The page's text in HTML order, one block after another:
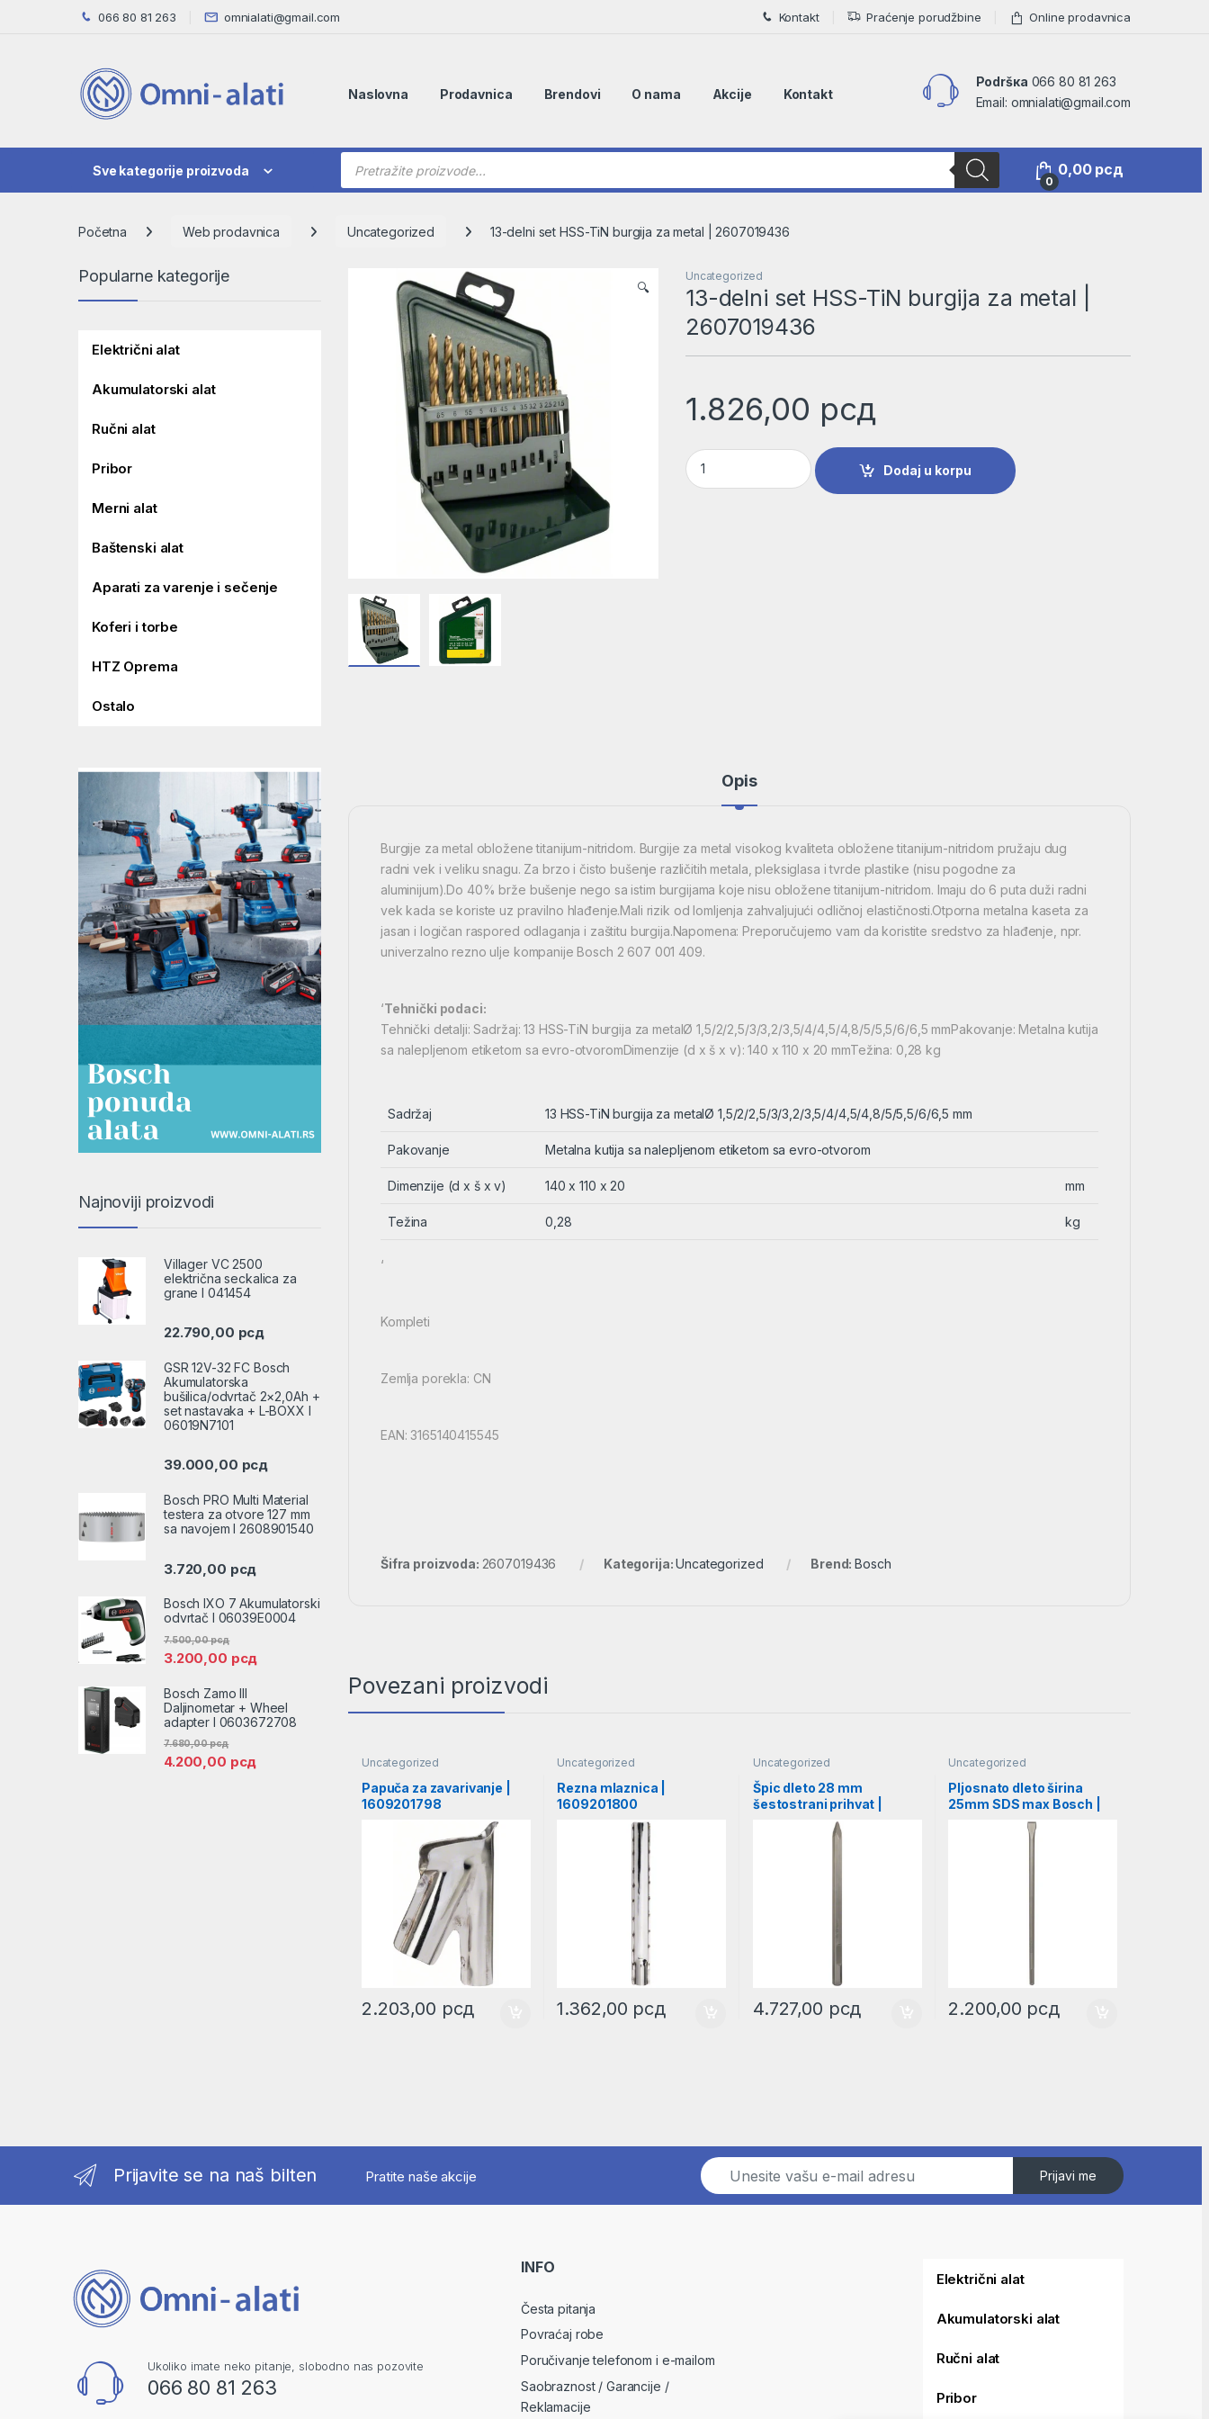
Skip to navigation
Skip to content 066 80 81 263 omnialati@gmail.com Kontakt Praćenje porudžbine Online prodavnica
Naslovna Prodavnica Brendovi O nama Akcije Kontakt
Podršкa 066 80 81 263
Email: omnialati@gmail.com
Sve kategorije proizvoda
Products search
0
0,00 рсд
Početna Web prodavnica Uncategorized 13-delni set HSS-TiN burgija za metal | 2607019436
🔍
Uncategorized
13-delni set HSS-TiN burgija za metal |
2607019436
1.826,00 рсд
13-delni set HSS-TiN burgija za metal | 2607019436 količina
Dodaj u korpu
Opis
Burgije za metal obložene titanijum-nitridom. Burgije za metal visokog kvaliteta obložene titanijum-nitridom pružaju dug
radni vek i veliku snagu. Za brzo i čisto bušenje različitih metala, pleksiglasa i tvrde plastike (nisu pogodne za
aluminijum).Do 40% brže bušenje nego sa istim burgijama koje nisu obložene titanijum-nitridom. Imaju do 6 puta duži radni
vek kada se koriste uz pravilno hlađenje.Mali rizik od lomljenja zahvaljujući odličnoj elastičnosti.Otporna metalna kaseta za
jasan i logičan raspored odlaganja i zaštitu burgija.Napomena: Preporučujemo vam da koristite sredstvo za hlađenje, npr.
univerzalno rezno ulje kompanije Bosch 2 607 001 409.
‘Tehnički podaci:
Tehnički detalji: Sadržaj: 13 HSS-TiN burgija za metalØ 1,5/2/2,5/3/3,2/3,5/4/4,5/4,8/5/5,5/6/6,5 mmPakovanje: Metalna kutija
sa nalepljenom etiketom sa evro-otvoromDimenzije (d x š x v): 140 x 110 x 20 mmTežina: 0,28 kg
Sadržaj 13 HSS-TiN burgija za metalØ 1,5/2/2,5/3/3,2/3,5/4/4,5/4,8/5/5,5/6/6,5 mm
Pakovanje Metalna kutija sa nalepljenom etiketom sa evro-otvorom
Dimenzije (d x š x v) 140 x 110 x 20 mm
Težina 0,28 kg
‘
Kompleti
Zemlja porekla: CN
EAN: 3165140415545
Šifra proizvoda: 2607019436 Kategorija:Uncategorized Brend:Bosch
Povezani proizvodi
Uncategorized
Papuča za zavarivanje |
1609201798
2.203,00 рсд
Uncategorized
Rezna mlaznica |
1609201800
1.362,00 рсд
Uncategorized
Špic dleto 28 mm
šestostrani prihvat |
4.727,00 рсд
Uncategorized
Pljosnato dleto širina
25mm SDS max Bosch |
1618600203
2.200,00 рсд
Popularne kategorije
Električni alat
Akumulatorski alat
Ručni alat
Pribor
Merni alat
Baštenski alat
Aparati za varenje i sečenje
Koferi i torbe
HTZ Oprema
Ostalo
Najnoviji proizvodi
Villager VC 2500
električna seckalica za
grane l 041454
22.790,00 рсд
GSR 12V-32 FC Bosch
Akumulatorska
bušilica/odvrtač 2×2,0Ah +
set nastavaka + L-BOXX l
06019N7101
39.000,00 рсд
Bosch PRO Multi Material
testera za otvore 127 mm
sa navojem l 2608901540
3.720,00 рсд
Bosch IXO 7 Akumulatorski
odvrtač l 06039E0004
3.200,00 рсд
7.500,00рсд
Bosch Zamo III
Daljinometar + Wheel
adapter l 0603672708
4.200,00 рсд
7.680,00рсд
Prijavite se na naš bilten Pratite naše akcije
E
m
a
Prijavi me
Ukoliko imate neko pitanje, slobodno nas pozovite
066 80 81 263
INFO
Česta pitanja
Povraćaj robe
Poručivanje telefonom i e-mailom
Saobraznost / Garancije /
Reklamacije
Električni alat
Akumulatorski alat
Ručni alat
Pribor